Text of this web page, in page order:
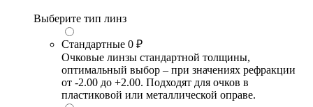
Выберите тип линз
Стандартные 0 ₽
Очковые линзы стандартной толщины,
оптимальный выбор – при значениях рефракции
от -2.00 до +2.00. Подходят для очков в
пластиковой или металлической оправе.